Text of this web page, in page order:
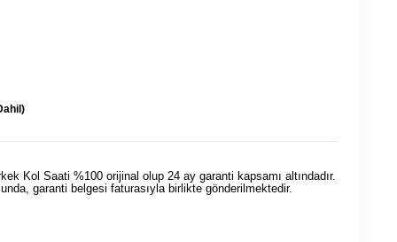
Kol Saati %100 orijinal olup 24 ay garanti kapsamı altındadır.
garanti belgesi faturasıyla birlikte gönderilmektedir.